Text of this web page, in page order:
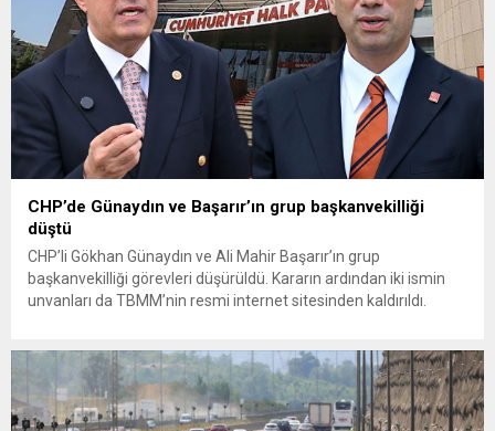
CHP’de Günaydın ve Başarır’ın grup başkanvekilliği
düştü
CHP’li Gökhan Günaydın ve Ali Mahir Başarır’ın grup
başkanvekilliği görevleri düşürüldü. Kararın ardından iki ismin
unvanları da TBMM’nin resmi internet sitesinden kaldırıldı.
çıkarma cezası uygulanmak üzere Yüksek Disiplin Kurulu’na
(YDK) sevk edilen ve partideki tüm görevlerinden...